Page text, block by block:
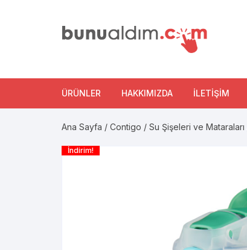
ÜRÜNLER
Contigo
Wooderful Life
HAKKIMIZDA İLETIŞIM
Ana Sayfa / Contigo / Su Şişeleri ve Mataraları
İndirim!